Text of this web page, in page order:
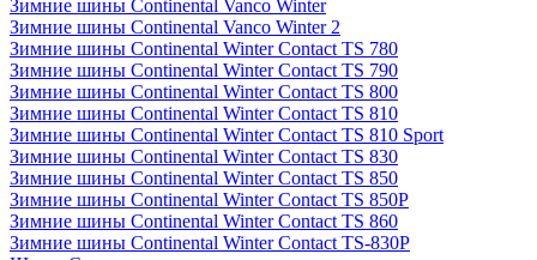
Зимние шины Continental Vanco Winter
Зимние шины Continental Vanco Winter 2
Зимние шины Continental Winter Contact TS 780
Зимние шины Continental Winter Contact TS 790
Зимние шины Continental Winter Contact TS 800
Зимние шины Continental Winter Contact TS 810
Зимние шины Continental Winter Contact TS 810 Sport
Зимние шины Continental Winter Contact TS 830
Зимние шины Continental Winter Contact TS 850
Зимние шины Continental Winter Contact TS 850P
Зимние шины Continental Winter Contact TS 860
Зимние шины Continental Winter Contact TS-830P